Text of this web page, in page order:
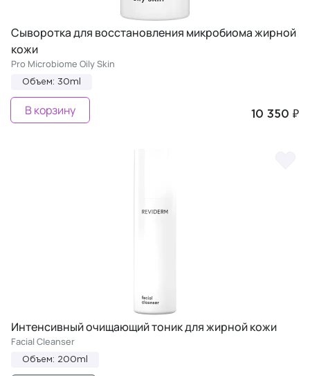
Сыворотка для восстановления микробиома жирной
кожи
Pro Microbiome Oily Skin
Объем: 30ml
10 350 ₽
В корзину
Интенсивный очищающий тоник для жирной кожи
Facial Cleanser
Объем: 200ml